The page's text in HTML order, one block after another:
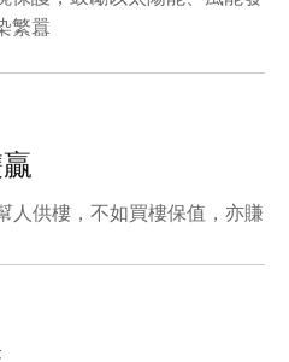
繁囂
人供樓，不如買樓保值，亦賺